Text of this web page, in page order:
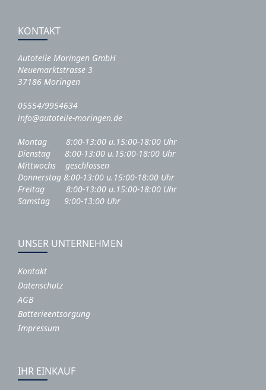
KONTAKT
Autoteile Moringen GmbH
Neuemarktstrasse 3
37186 Moringen
05554/9954634
info@autoteile-moringen.de
Montag 8:00-13:00 u.15:00-18:00 Uhr
Dienstag 8:00-13:00 u.15:00-18:00 Uhr
Mittwochs geschlossen
Donnerstag 8:00-13:00 u.15:00-18:00 Uhr
Freitag 8:00-13:00 u.15:00-18:00 Uhr
Samstag 9:00-13:00 Uhr
UNSER UNTERNEHMEN
Kontakt
Datenschutz
AGB
Batterieentsorgung
Impressum
IHR EINKAUF